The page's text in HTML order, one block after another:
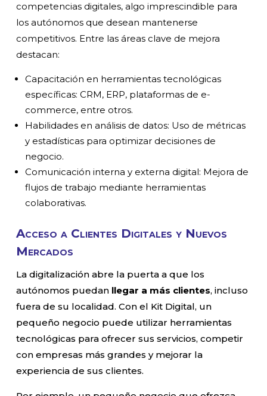
competencias digitales, algo imprescindible para
los autónomos que desean mantenerse
competitivos. Entre las áreas clave de mejora
destacan:
Capacitación en herramientas tecnológicas
específicas: CRM, ERP, plataformas de e-
commerce, entre otros.
Habilidades en análisis de datos: Uso de métricas
y estadísticas para optimizar decisiones de
negocio.
Comunicación interna y externa digital: Mejora de
flujos de trabajo mediante herramientas
colaborativas.
Acceso a Clientes Digitales y Nuevos
Mercados
La digitalización abre la puerta a que los
autónomos puedan llegar a más clientes, incluso
fuera de su localidad. Con el Kit Digital, un
pequeño negocio puede utilizar herramientas
tecnológicas para ofrecer sus servicios, competir
con empresas más grandes y mejorar la
experiencia de sus clientes.